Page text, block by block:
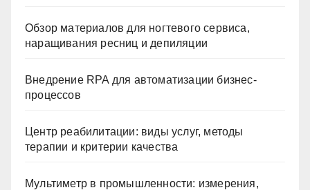
Обзор материалов для ногтевого сервиса,
наращивания ресниц и депиляции
Внедрение RPA для автоматизации бизнес-
процессов
Центр реабилитации: виды услуг, методы
терапии и критерии качества
Мультиметр в промышленности: измерения,